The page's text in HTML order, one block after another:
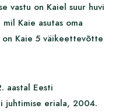
vastu on Kaiel suur huvi
Kaie asutas oma
on Kaie 5 väikeettevõtte
aastal Eesti
juhtimise eriala, 2004.